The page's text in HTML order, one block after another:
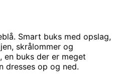
Smart buks med opslag,
skrålommer og
en buks der er meget
dresses op og ned.